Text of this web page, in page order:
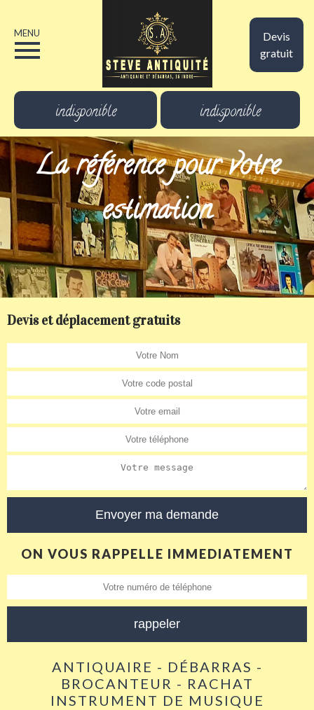
Devis
gratuit
MENU
indisponible indisponible
La référence pour votre
estimation
Devis et déplacement gratuits
ON VOUS RAPPELLE IMMEDIATEMENT
ANTIQUAIRE - DÉBARRAS -
BROCANTEUR - RACHAT
INSTRUMENT DE MUSIQUE